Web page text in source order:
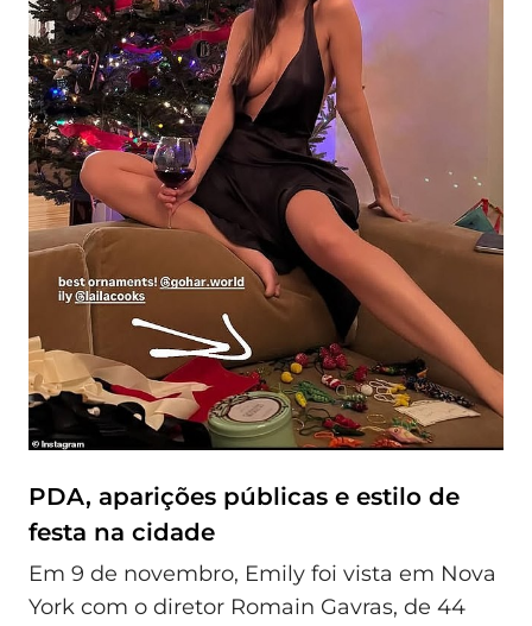
PDA, aparições públicas e estilo de
festa na cidade
Em 9 de novembro, Emily foi vista em Nova
York com o diretor Romain Gavras, de 44